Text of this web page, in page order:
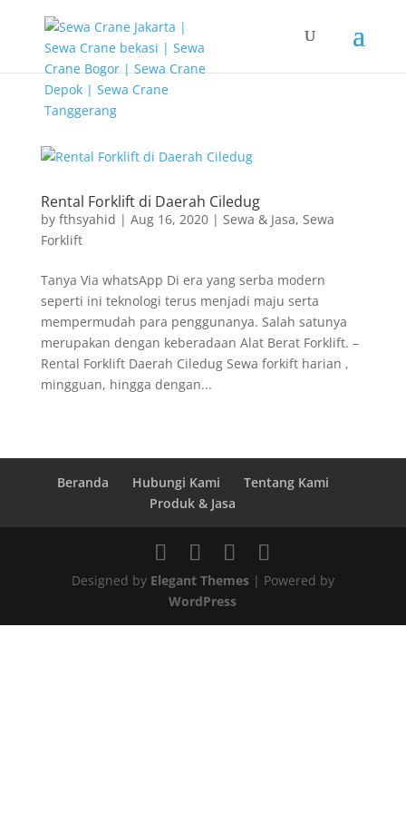
Rental Forklift di Daerah Ciledug
by fthsyahid | Aug 16, 2020| Sewa & Jasa, Sewa
Forklift
Tanya Via whatsApp Di era yang serba modern
seperti ini teknologi terus menjadi maju serta
mempermudah para penggunanya. Salah satunya
merupakan dengan keberadaan Alat Berat Forklift. –
Rental Forklift Daerah Ciledug Sewa forkift harian ,
mingguan, hingga dengan...
Beranda Hubungi Kami
Tentang Kami
Produk & Jasa
Designed by Elegant Themes| Powered by
WordPress